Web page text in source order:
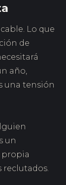
Lo que
de
año,
una tensión
un
propia
reclutados.